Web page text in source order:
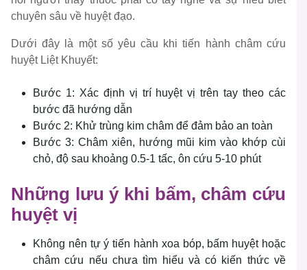
chuyên sâu về huyệt đạo.
Dưới đây là một số yêu cầu khi tiến hành châm cứu
huyệt Liệt Khuyết:
Bước 1: Xác định vị trí huyệt vị trên tay theo các
bước đã hướng dẫn
Bước 2: Khử trùng kim châm để đảm bảo an toàn
Bước 3: Châm xiên, hướng mũi kim vào khớp cùi
chỏ, độ sau khoảng 0.5-1 tấc, ôn cứu 5-10 phút
Những lưu ý khi bấm, châm cứu
huyệt vị
Không nên tự ý tiến hành xoa bóp, bấm huyệt hoặc
châm cứu nếu chưa tìm hiểu và có kiến thức về